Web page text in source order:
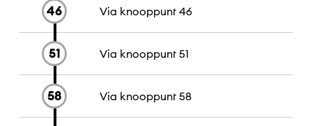
46 Via knooppunt 46
51 Via knooppunt 51
58 Via knooppunt 58